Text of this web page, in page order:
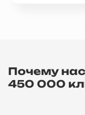
Почему
450 000